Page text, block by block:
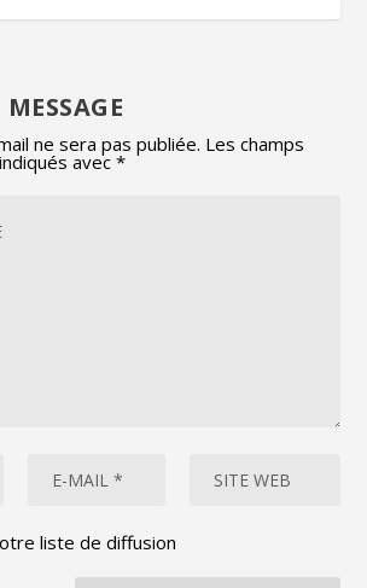
ne sera pas publiée. Les champs
avec*
liste de diffusion